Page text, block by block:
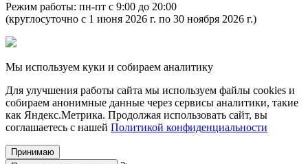
Режим работы: пн-пт с 9:00 до 20:00
(круглосуточно с 1 июня 2026 г. по 30 ноября 2026 г.)
Мы используем куки и собираем аналитику
Для улучшения работы сайта мы используем файлы cookies и
собираем анонимные данные через сервисы аналитики, такие
как Яндекс.Метрика. Продолжая использовать сайт, вы
соглашаетесь с нашей Политикой конфиденциальности
Принимаю